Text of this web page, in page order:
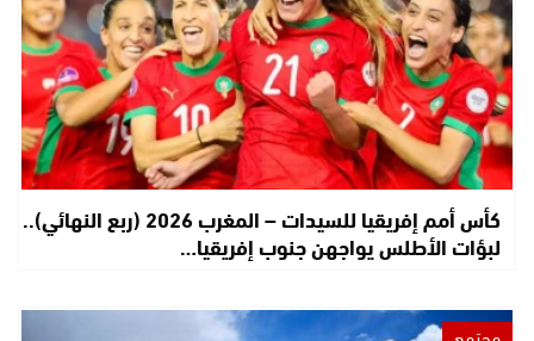
كأس أمم إفريقيا للسيدات – المغرب 2026 (ربع النهائي)..
لبؤات الأطلس يواجهن جنوب إفريقيا…